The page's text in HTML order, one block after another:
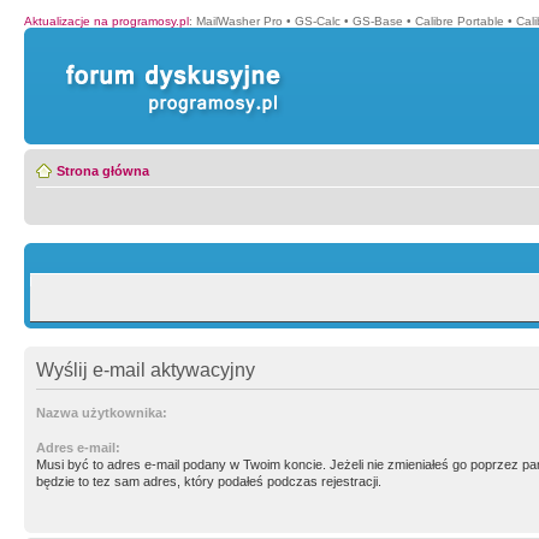
Aktualizacje na programosy.pl: MailWasher Pro • GS-Calc • GS-Base • Calibre Portable •
Strona główna
Wyślij e-mail aktywacyjny
Nazwa użytkownika:
Adres e-mail:
Musi być to adres e-mail podany w Twoim koncie. Jeżeli nie zmieniałeś go poprzez
będzie to tez sam adres, który podałeś podczas rejestracji.